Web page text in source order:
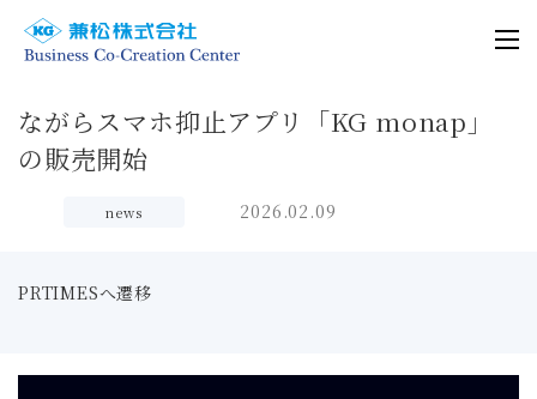
ながらスマホ抑止アプリ「KG monap」
の販売開始
news 2026.02.09
PRTIMESへ遷移